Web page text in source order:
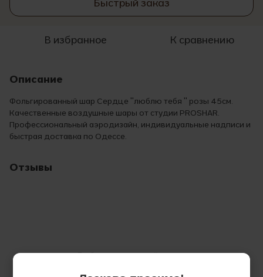
В избранное К сравнению
Описание
Фольгированный шар Сердце "люблю тебя " розы 45см.
Качественные воздушные шары от студии PROSHAR.
Профессиональный аэродизайн, индивидуальные надписи и
быстрая доставка по Одессе.
Отзывы
Добавьте первый отзыв